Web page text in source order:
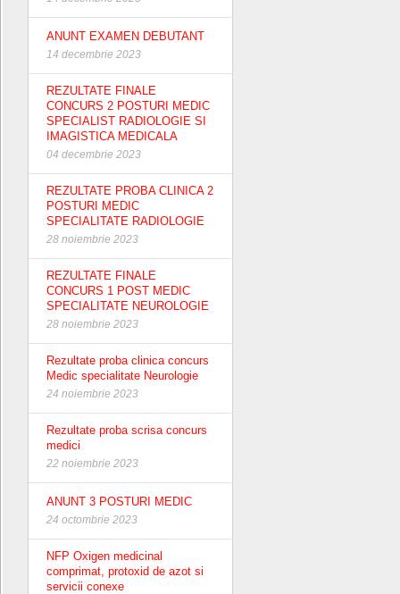
ANUNT EXAMEN DEBUTANT
14 decembrie 2023
REZULTATE FINALE
CONCURS 2 POSTURI MEDIC
SPECIALIST RADIOLOGIE SI
IMAGISTICA MEDICALA
04 decembrie 2023
REZULTATE PROBA CLINICA 2
POSTURI MEDIC
SPECIALITATE RADIOLOGIE
28 noiembrie 2023
REZULTATE FINALE
CONCURS 1 POST MEDIC
SPECIALITATE NEUROLOGIE
28 noiembrie 2023
Rezultate proba clinica concurs
Medic specialitate Neurologie
24 noiembrie 2023
Rezultate proba scrisa concurs
medici
22 noiembrie 2023
ANUNT 3 POSTURI MEDIC
24 octombrie 2023
NFP Oxigen medicinal
comprimat, protoxid de azot si
servicii conexe